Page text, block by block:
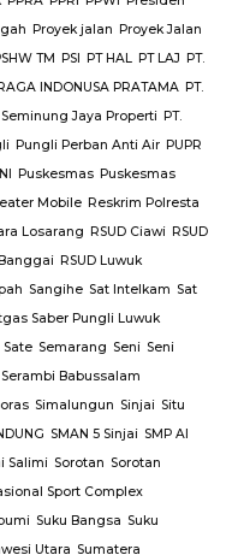
Proyek jalan Proyek Jalan
TM PSI PT HAL PT LAJ PT.
INDONUSA PRATAMA PT.
Seminung Jaya Properti PT.
Pungli Perban Anti Air PUPR
Puskesmas Puskesmas
Mobile Reskrim Polresta
Losarang RSUD Ciawi RSUD
RSUD Luwuk
Sangihe Sat Intelkam Sat
Saber Pungli Luwuk
Semarang Seni Seni
Serambi Babussalam
Simalungun Sinjai Situ
SMAN 5 Sinjai SMP Al
Salimi Sorotan Sorotan
Sport Complex
Suku Bangsa Suku
Utara Sumatera